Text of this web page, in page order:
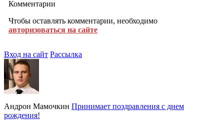
Комментарии
Чтобы оставлять комментарии, необходимо
авторизоваться на сайте
Вход на сайт Рассылка
Андрон Мамочкин Принимает поздравления с днем
рождения!